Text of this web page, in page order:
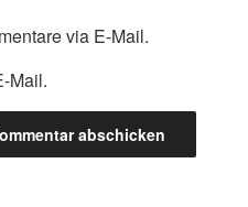
via E-Mail.
Mail.